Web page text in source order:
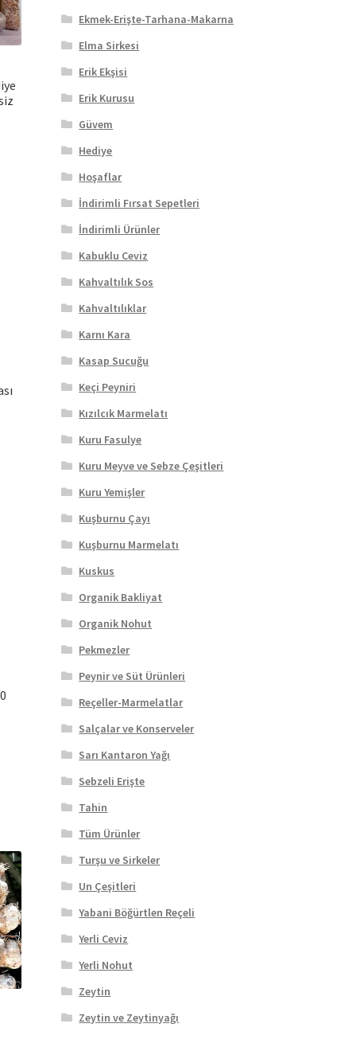
Ekmek-Erişte-Tarhana-Makarna
Elma Sirkesi
Erik Ekşisi
Erik Kurusu
Güvem
Hediye
Hoşaflar
İndirimli Fırsat Sepetleri
İndirimli Ürünler
Kabuklu Ceviz
Kahvaltılık Sos
Kahvaltılıklar
Karnı Kara
Kasap Sucuğu
Keçi Peyniri
Kızılcık Marmelatı
Kuru Fasulye
Kuru Meyve ve Sebze Çeşitleri
Kuru Yemişler
Kuşburnu Çayı
Kuşburnu Marmelatı
Kuskus
Organik Bakliyat
Organik Nohut
Pekmezler
Peynir ve Süt Ürünleri
Reçeller-Marmelatlar
Salçalar ve Konserveler
Sarı Kantaron Yağı
Sebzeli Erişte
Tahin
Tüm Ürünler
Turşu ve Sirkeler
Un Çeşitleri
Yabani Böğürtlen Reçeli
Yerli Ceviz
Yerli Nohut
Zeytin
Zeytin ve Zeytinyağı